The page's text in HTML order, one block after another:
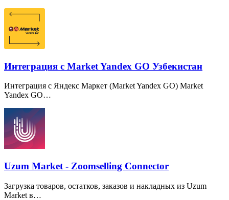
Интеграция с Market Yandex GO Узбекистан
Интеграция с Яндекс Маркет (Market Yandex GO) Market
Yandex GO…
Uzum Market - Zoomselling Connector
Загрузка товаров, остатков, заказов и накладных из Uzum
Market в…